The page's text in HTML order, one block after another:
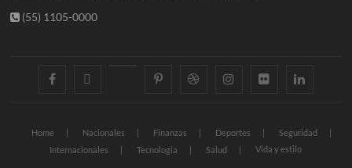
(55) 1105-0000
facebook googlepluspinterestdribbble instagramflickr linkedin
Home Nacionales Finanzas Deportes
Seguridad
Internacionales
Tecnologia Salud Vida y estilo